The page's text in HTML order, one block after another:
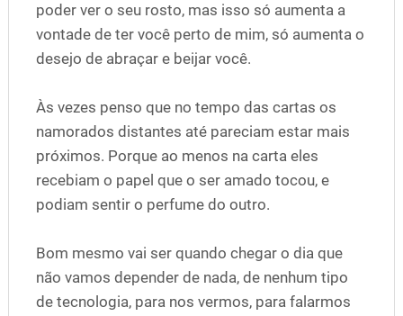
poder ver o seu rosto, mas isso só aumenta a
vontade de ter você perto de mim, só aumenta o
desejo de abraçar e beijar você.
Às vezes penso que no tempo das cartas os
namorados distantes até pareciam estar mais
próximos. Porque ao menos na carta eles
recebiam o papel que o ser amado tocou, e
podiam sentir o perfume do outro.
Bom mesmo vai ser quando chegar o dia que
não vamos depender de nada, de nenhum tipo
de tecnologia, para nos vermos, para falarmos